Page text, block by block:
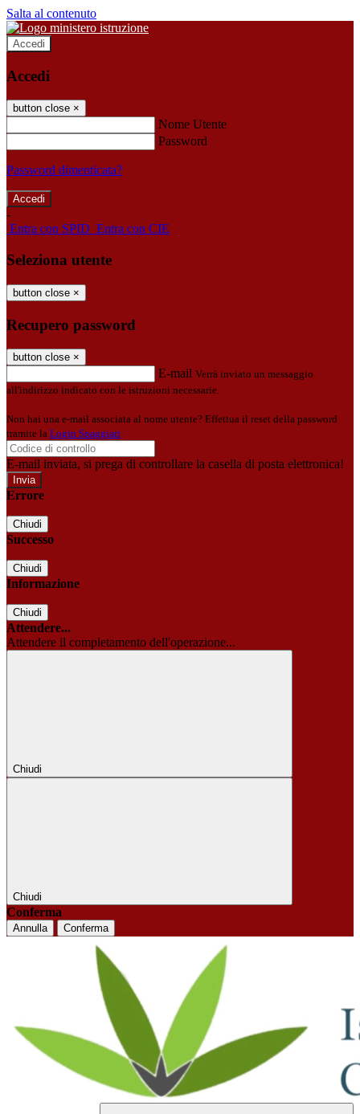
Salta al contenuto
Accedi
Accedi
button close ×
Nome Utente
Password
Password dimenticata?
-
Entra con SPID Entra con CIE
Seleziona utente
button close ×
Recupero password
button close ×
E-mail Verrà inviato un messaggio
all'indirizzo indicato con le istruzioni necessarie.
Non hai una e-mail associata al nome utente? Effettua il reset della password
tramite la Login Spaggiari
E-mail inviata, si prega di controllare la casella di posta elettronica!
Errore
Chiudi
Successo
Chiudi
Informazione
Chiudi
Attendere...
Attendere il completamento dell'operazione...
Chiudi
Chiudi
Conferma
Annulla Conferma